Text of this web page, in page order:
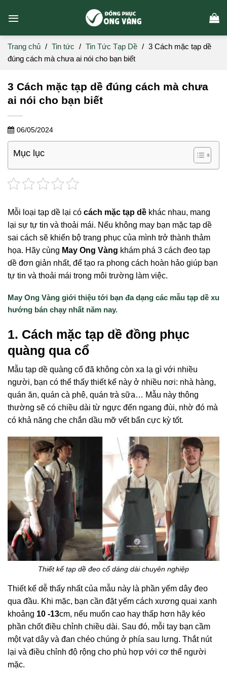
Trang chủ / Tin tức / Tin Tức Tạp Dề / 3 Cách mặc tạp dề
đúng cách mà chưa ai nói cho bạn biết
3 Cách mặc tạp dề đúng cách mà chưa
ai nói cho bạn biết
06/05/2024
Mục lục
Mỗi loại tạp dề lại có cách mặc tạp dề khác nhau, mang
lại sự tự tin và thoải mái. Nếu không may bạn mặc tạp dề
sai cách sẽ khiến bộ trang phục của mình trở thành thảm
họa. Hãy cùng May Ong Vàng khám phá 3 cách đeo tạp
dề đơn giản nhất, để tạo ra phong cách hoàn hảo giúp bạn
tự tin và thoải mái trong môi trường làm việc.
May Ong Vàng giới thiệu tới bạn đa dạng các mẫu tạp dề xu
hướng bán chạy nhất năm nay.
1. Cách mặc tạp dề đồng phục
quàng qua cổ
Mẫu tạp dề quàng cổ đã không còn xa lạ gì với nhiều
người, bạn có thể thấy thiết kế này ở nhiều nơi: nhà hàng,
quán ăn, quán cà phê, quán trà sữa… Mẫu này thông
thường sẽ có chiều dài từ ngực đến ngang đùi, nhờ đó mà
có khả năng che chắn dầu mỡ vết bẩn cực kỳ tốt.
Thiết kế tạp dề đeo cổ dáng dài chuyên nghiệp
Thiết kế dễ thấy nhất của mẫu này là phần yếm dây đeo
qua đầu. Khi mặc, bạn cần đặt yếm cách xương quai xanh
khoảng 10 -13cm, nếu muốn cao hay thấp hơn hãy kéo
phần chốt điều chỉnh chiều dài. Sau đó, mỗi tay bạn cầm
một vạt dây và đan chéo chúng ở phía sau lưng. Thắt nút
lại và điều chỉnh độ rộng cho phù hợp với cơ thể người
mặc.